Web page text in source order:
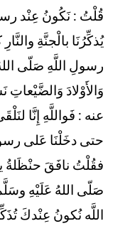
قُلْتُ : نَكُونُ عِنْد
يُذكِّرُنَا بالْجنَّةِ
رسولِ اللَّهِ صَلّى
وَالأَوْلادَ وَالضَّيْعاتِ
عنه : فَواللَّهِ إِنَّا
حتى دخَلْنَا عَلى
فقُلْتُ نافَقَ حنْظَلةُ
صَلّى اللهُ عَلَيْهِ
اللَّه نُكونُ عِنْدكَ